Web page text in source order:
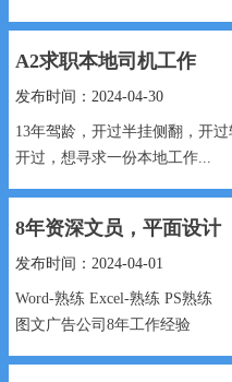
A2求职本地司机工作
发布时间：2024-04-30
13年驾龄，开过半挂侧翻，开
开过，想寻求一份本地工作...
8年资深文员，平面设计
发布时间：2024-04-01
Word-熟练 Excel-熟练 PS熟练
图文广告公司8年工作经验